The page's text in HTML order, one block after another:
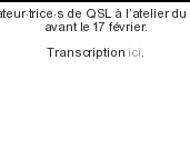
de QSL à l’atelier
avant le 17 février.
Transcription ici